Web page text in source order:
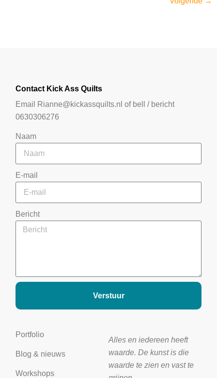
Contact Kick Ass Quilts
Email Rianne@kickassquilts.nl of bell / bericht
0630306276
Naam
E-mail
Bericht
Verstuur
Portfolio
Blog & nieuws
Workshops
Alles en iedereen heeft
waarde. De kunst is die
waarde te zien en vast te